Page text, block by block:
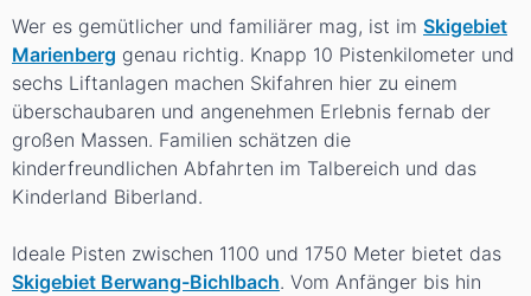
Wer es gemütlicher und familiärer mag, ist im Skigebiet
Marienberg genau richtig. Knapp 10 Pistenkilometer und
sechs Liftanlagen machen Skifahren hier zu einem
überschaubaren und angenehmen Erlebnis fernab der
großen Massen. Familien schätzen die
kinderfreundlichen Abfahrten im Talbereich und das
Kinderland Biberland.
Ideale Pisten zwischen 1100 und 1750 Meter bietet das
Skigebiet Berwang-Bichlbach. Vom Anfänger bis hin